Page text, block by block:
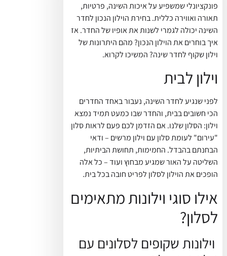
פונקציונלי שמשפיע על איכות השינה, פרטיות,
תאורה ואווירה כללית. בחירת הוילון הנכון לחדר
השינה יכולה לגמרי לשנות את אופיו של החדר. אז
איך בוחרים את הוילון הנכון? מהם היתרונות של
וילון שקוף לחדר שינה? המשיכו לקרוא.
וילון לבית
לפני שנגיע לחדר השינה, נעבור באחד החדרים
הכי חשובים בבית, והחדר שבו כמעט תמיד נמצא
וילון: הסלון שלנו. אם הזדמן לכם פעם לראות סלון
"עירום" לעומת סלון עם וילון מרשים – ודאי
הבחנתם בהבדל. החמימות, תחושת הביתיות,
השליטה על האור שמגיע מבחוץ ועוד – כל אלה
הופכים את הוילון לסלון לפריט חובה בכל בית.
אילו סוגי וילונות מתאימים
לסלון?
וילונות שקופים לסלונים עם